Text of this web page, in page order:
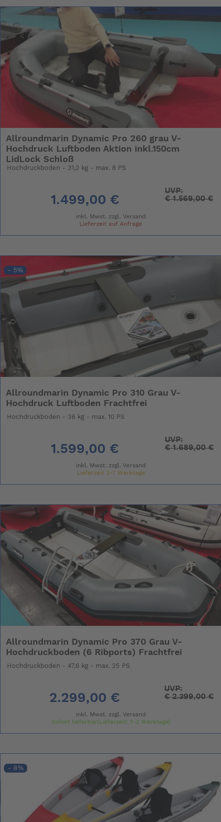
Allroundmarin Dynamic Pro 260 grau V-
Hochdruck Luftboden Aktion inkl.150cm
LidLock Schloß
Hochdruckboden - 31,2 kg - max. 8 PS
1.499,00 €
UVP:
€1.569,00 €
inkl. Mwst. zzgl. Versand
Lieferzeit auf Anfrage
- 5%
Allroundmarin Dynamic Pro 310 Grau V-
Hochdruck Luftboden Frachtfrei
Hochdruckboden - 36 kg - max. 10 PS
1.599,00 €
UVP:
€1.689,00 €
inkl. Mwst. zzgl. Versand
Lieferzeit 3-7 Werktage
Allroundmarin Dynamic Pro 370 Grau V-
Hochdruckboden (6 Ribports) Frachtfrei
Hochdruckboden - 47,6 kg - max. 25 PS
2.299,00 €
UVP:
€2.399,00 €
inkl. Mwst. zzgl. Versand
Sofort lieferbar(Lieferzeit: 1-3 Werktage)
- 8%